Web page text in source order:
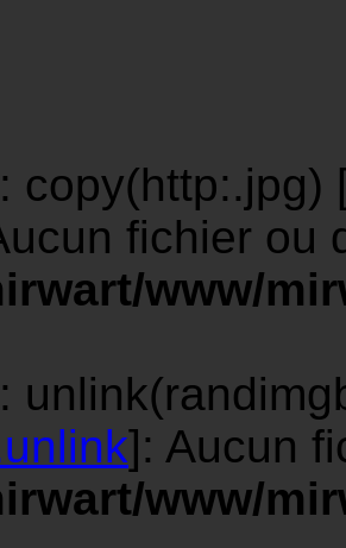
: copy(http:.jpg)
fichier ou
www/
:
]: Aucun
www/